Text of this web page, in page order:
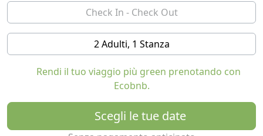
Dopo una giornata emozionante a Berlino rilassarsi nel
nostro centro benessere e spa, in alto sopra i tetti di
Berlino nella sauna. Altamente qualificato terapeuta
offerta / dentro rilassante e rivitalizzante offerte:
massaggio di aromaterapia, shiatsu, massaggio
ayurvedico, massaggio al viso, massaggio ai piedi.
Godetevi le nostre Bistro Bardot piatti delicati, sensuali
ed emozionanti dalla cucina biologica vegetariana.
2 Adulti, 1 Stanza
Rendi il tuo viaggio più green prenotando con
Ecobnb.
Scegli le tue date